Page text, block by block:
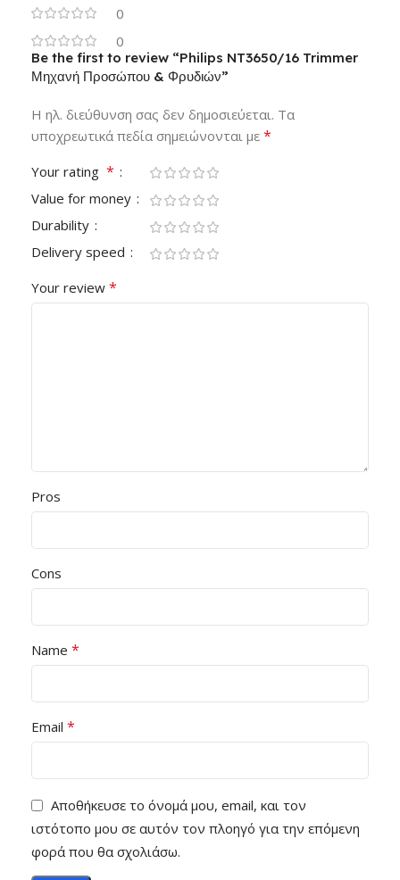
0
0
Be the first to review “Philips NT3650/16 Trimmer
Μηχανή Προσώπου & Φρυδιών”
Η ηλ. διεύθυνση σας δεν δημοσιεύεται. Τα
υποχρεωτικά πεδία σημειώνονται με *
Your rating *
Value for money
Durability
Delivery speed
Your review *
Pros
Cons
Name *
Email *
Αποθήκευσε το όνομά μου, email, και τον
ιστότοπο μου σε αυτόν τον πλοηγό για την επόμενη
φορά που θα σχολιάσω.